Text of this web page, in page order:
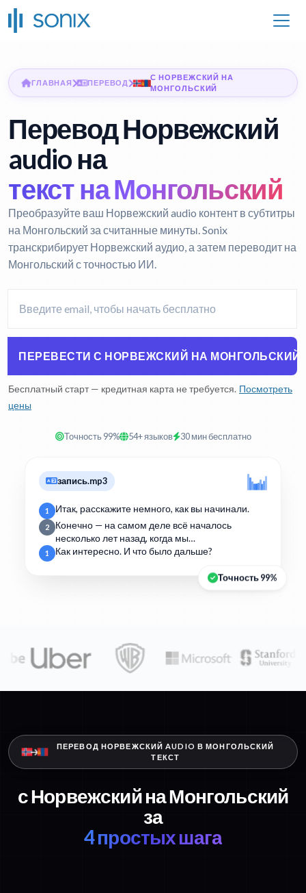
ГЛАВНАЯ ПЕРЕВОД
С НОРВЕЖСКИЙ НА
МОНГОЛЬСКИЙ
Перевод Норвежский
audio на
текст на Монгольский
Преобразуйте ваш Норвежский audio контент в субтитры
на Монгольский за считанные минуты. Sonix
транскрибирует Норвежский аудио, а затем переводит на
Монгольский с точностью ИИ.
ПЕРЕВЕСТИ С НОРВЕЖСКИЙ НА МОНГОЛЬСКИЙ
Бесплатный старт — кредитная карта не требуется. Посмотреть
цены
Точность 99% 54+ языков 30 мин бесплатно
запись.mp3
1 Итак, расскажите немного, как вы начинали.
2
Конечно — на самом деле всё началось
несколько лет назад, когда мы…
1 Как интересно. И что было дальше?
Точность 99%
ПЕРЕВОД НОРВЕЖСКИЙ AUDIO В МОНГОЛЬСКИЙ
ТЕКСТ
с Норвежский на Монгольский
за
4 простых шага